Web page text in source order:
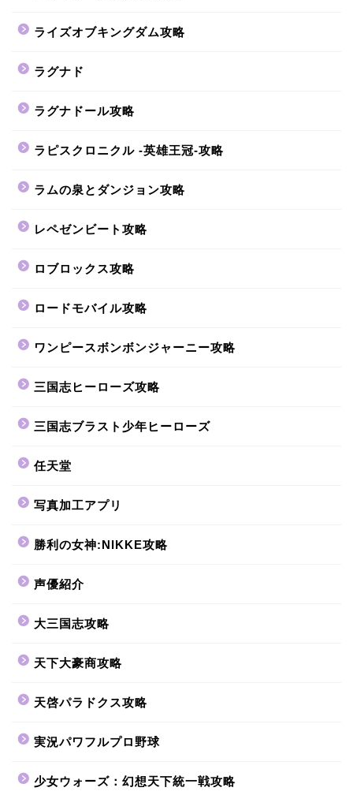
ライズオブキングダム攻略
ラグナド
ラグナドール攻略
ラピスクロニクル -英雄王冠-攻略
ラムの泉とダンジョン攻略
レペゼンビート攻略
ロブロックス攻略
ロードモバイル攻略
ワンピースボンボンジャーニー攻略
三国志ヒーローズ攻略
三国志ブラスト少年ヒーローズ
任天堂
写真加工アプリ
勝利の女神:NIKKE攻略
声優紹介
大三国志攻略
天下大豪商攻略
天啓パラドクス攻略
実況パワフルプロ野球
少女ウォーズ：幻想天下統一戦攻略